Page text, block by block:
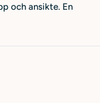
och ansikte. En